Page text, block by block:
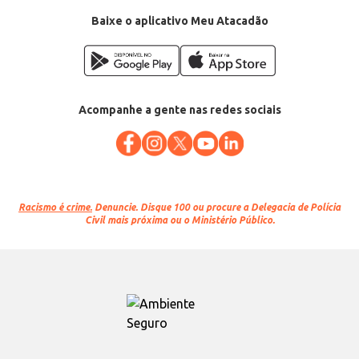
Baixe o aplicativo Meu Atacadão
Acompanhe a gente nas redes sociais
Racismo é crime. Denuncie. Disque 100 ou procure a Delegacia de Polícia
Civil mais próxima ou o Ministério Público.